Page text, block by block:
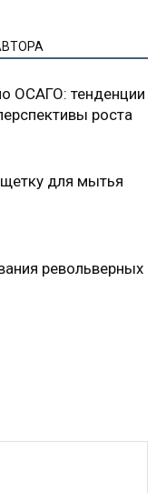
ОСАГО: тенденции
роста
для мытья
револьверных